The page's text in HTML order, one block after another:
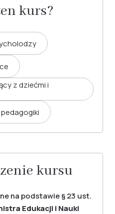
kurs?
z dziećmi i
kursu
na podstawie § 23 ust.
Edukacji i Nauki